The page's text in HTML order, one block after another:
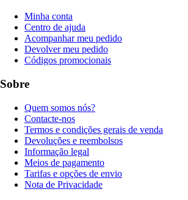
Minha conta
Centro de ajuda
Acompanhar meu pedido
Devolver meu pedido
Códigos promocionais
Sobre
Quem somos nós?
Contacte-nos
Termos e condições gerais de venda
Devoluções e reembolsos
Informação legal
Meios de pagamento
Tarifas e opções de envio
Nota de Privacidade